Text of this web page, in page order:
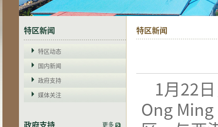
特区新闻
特区动态
国内新闻
政府支持
媒体关注
政府支持 更多
特区新闻
1月22
Ong